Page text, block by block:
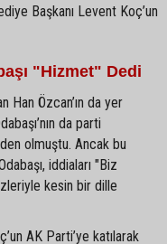
Başkanı Levent Koç’un
"Hizmet" Dedi
Han Özcan’ın da yer
da parti
olmuştu. Ancak bu
iddiaları "Biz
kesin bir dille
AK Parti’ye katılarak